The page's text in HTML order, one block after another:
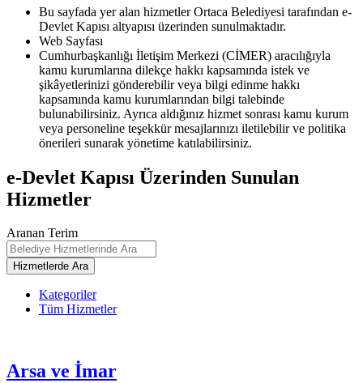
Bu sayfada yer alan hizmetler Ortaca Belediyesi tarafından e-
Devlet Kapısı altyapısı üzerinden sunulmaktadır.
Web Sayfası
Cumhurbaşkanlığı İletişim Merkezi (CİMER) aracılığıyla
kamu kurumlarına dilekçe hakkı kapsamında istek ve
şikâyetlerinizi gönderebilir veya bilgi edinme hakkı
kapsamında kamu kurumlarından bilgi talebinde
bulunabilirsiniz. Ayrıca aldığınız hizmet sonrası kamu kurum
veya personeline teşekkür mesajlarınızı iletilebilir ve politika
önerileri sunarak yönetime katılabilirsiniz.
e-Devlet Kapısı Üzerinden Sunulan
Hizmetler
Aranan Terim
Kategoriler
Tüm Hizmetler
Arsa ve İmar